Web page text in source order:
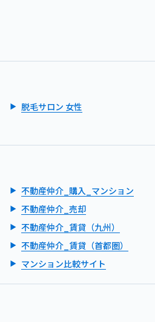
脱毛サロン 女性
不動産仲介_購入_マンション
不動産仲介_売却
不動産仲介_賃貸（九州）
不動産仲介_賃貸（首都圏）
マンション比較サイト